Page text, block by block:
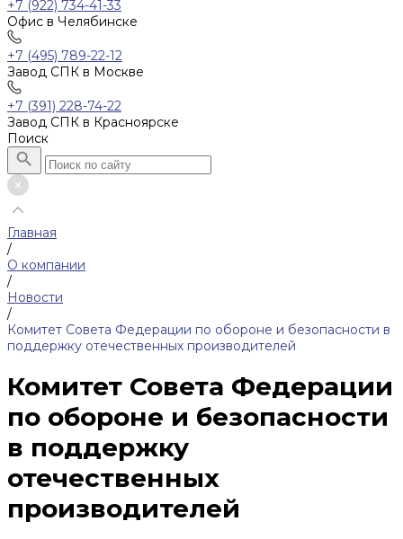
+7 (922) 734-41-33
Офис в Челябинске
+7 (495) 789-22-12
Завод СПК в Москве
+7 (391) 228-74-22
Завод СПК в Красноярске
Поиск
Главная
/
О компании
/
Новости
/
Комитет Совета Федерации по обороне и безопасности в
поддержку отечественных производителей
Комитет Совета Федерации
по обороне и безопасности
в поддержку
отечественных
производителей